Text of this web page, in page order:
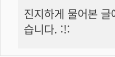
진지하게 물어본
습니다. :!: